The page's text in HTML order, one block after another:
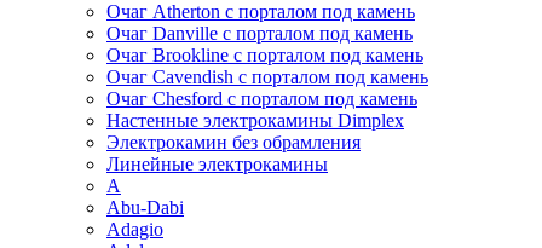
Очаг Atherton с порталом под камень
Очаг Danville с порталом под камень
Очаг Brookline с порталом под камень
Очаг Cavendish с порталом под камень
Очаг Chesford с порталом под камень
Настенные электрокамины Dimplex
Электрокамин без обрамления
Линейные электрокамины
A
Abu-Dabi
Adagio